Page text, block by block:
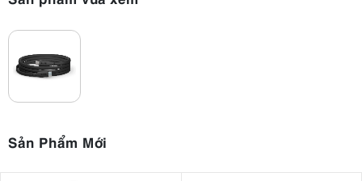
Sản Phẩm Mới